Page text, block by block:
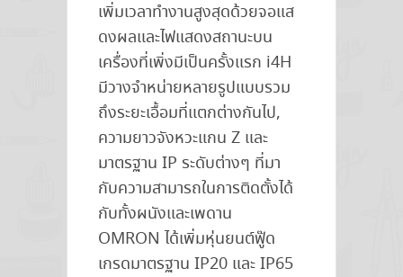
เพิ่มเวลาทำงานสูงสุดด้วยจอแส
ดงผลและไฟแสดงสถานะบน
เครื่องที่เพิ่งมีเป็นครั้งแรก i4H
มีวางจำหน่ายหลายรูปแบบรวม
ถึงระยะเอื้อมที่แตกต่างกันไป,
ความยาวจังหวะแกน Z และ
มาตรฐาน IP ระดับต่างๆ ที่มา
กับความสามารถในการติดตั้งได้
กับทั้งผนังและเพดาน
OMRON ได้เพิ่มหุ่นยนต์ฟู๊ด
เกรดมาตรฐาน IP20 และ IP65